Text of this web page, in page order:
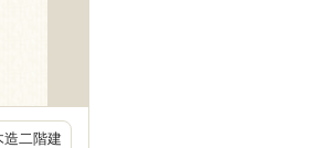
造二階建